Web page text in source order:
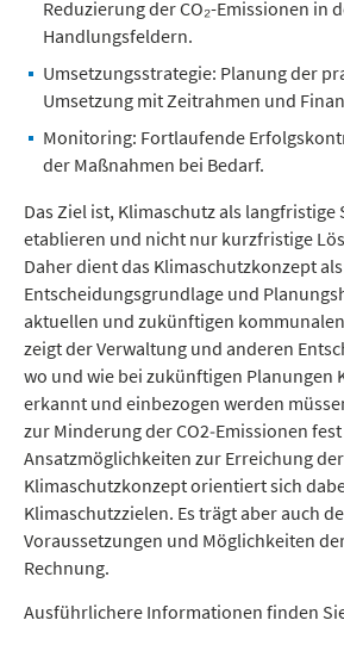
Reduzierung der CO₂-Emissionen in
Handlungsfeldern.
Umsetzungsstrategie: Planung der
Umsetzung mit Zeitrahmen und
Monitoring: Fortlaufende
der Maßnahmen bei Bedarf.
Das Ziel ist, Klimaschutz als langfristige
etablieren und nicht nur kurzfristige
Daher dient das Klimaschutzkonzept als
Entscheidungsgrundlage und
aktuellen und zukünftigen
zeigt der Verwaltung und anderen
wo und wie bei zukünftigen Planungen
erkannt und einbezogen werden
zur Minderung der CO2‐Emissionen
Ansatzmöglichkeiten zur Erreichung
Klimaschutzkonzept orientiert sich
Klimaschutzzielen. Es trägt aber auch
Voraussetzungen und Möglichkeiten
Rechnung.
Ausführlichere Informationen finden